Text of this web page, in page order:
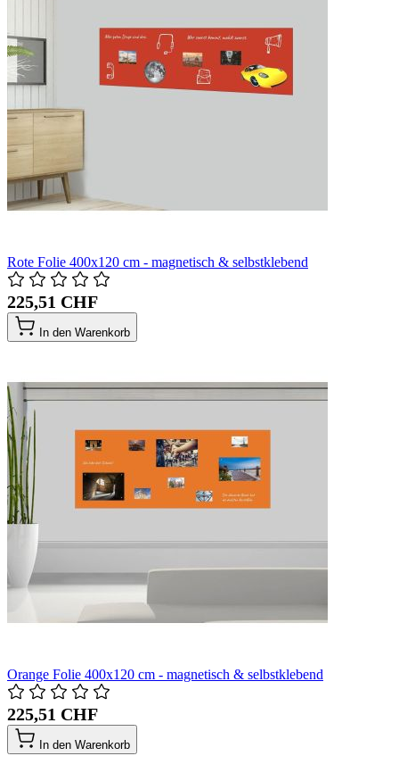
Rote Folie 400x120 cm - magnetisch & selbstklebend
225,51 CHF
In den Warenkorb
Orange Folie 400x120 cm - magnetisch & selbstklebend
225,51 CHF
In den Warenkorb